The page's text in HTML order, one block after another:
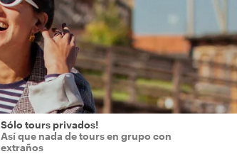
Sólo tours privados!
Así que nada de tours en grupo con
extraños